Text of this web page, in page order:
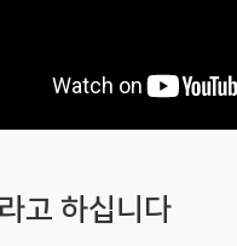
고 하십니다